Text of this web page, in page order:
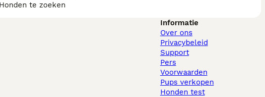
te zoeken
Informatie
Over ons
Privacybeleid
Support
Pers
Voorwaarden
Pups verkopen
Honden test